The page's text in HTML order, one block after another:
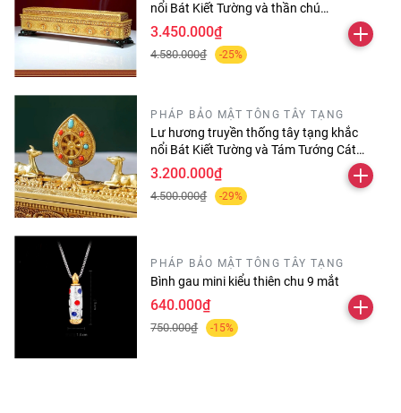
nổi Bát Kiết Tường và thần chú
Omanipadmehums dài 30 cm
3.450.000₫
4.580.000₫ -25%
PHÁP BẢO MẬT TÔNG TÂY TẠNG
Lư hương truyền thống tây tạng khắc
nổi Bát Kiết Tường và Tám Tướng Cát
Tường
3.200.000₫
4.500.000₫ -29%
PHÁP BẢO MẬT TÔNG TÂY TẠNG
Bình gau mini kiểu thiên chu 9 mắt
640.000₫
750.000₫ -15%